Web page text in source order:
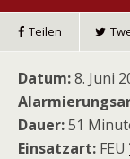
Teilen
Datum:8. Juni
Dauer:51
Einsatzart: FEU